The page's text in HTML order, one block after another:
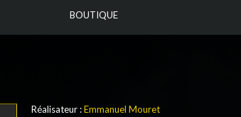
BOUTIQUE
Réalisateur :Emmanuel Mouret